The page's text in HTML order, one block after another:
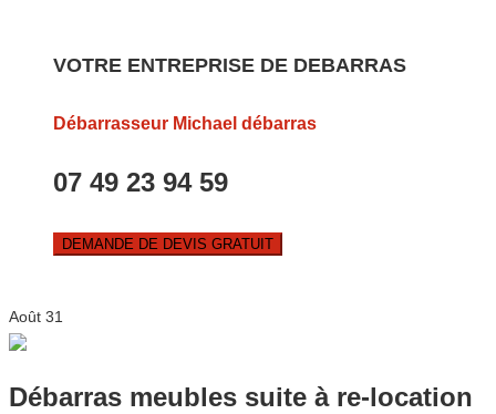
VOTRE ENTREPRISE DE DEBARRAS
Débarrasseur Michael débarras
07 49 23 94 59
DEMANDE DE DEVIS GRATUIT
Août 31
Débarras meubles suite à re-location